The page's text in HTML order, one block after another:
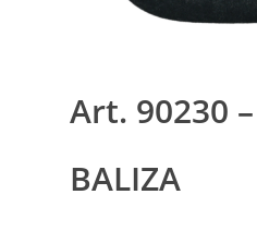
Art. 90230 –
BALIZA